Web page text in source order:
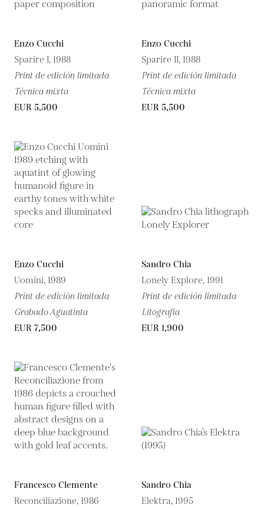
Enzo Cucchi
Sparire I, 1988
Print de edición limitada
Técnica mixta
EUR 5,500
Enzo Cucchi
Sparire II, 1988
Print de edición limitada
Técnica mixta
EUR 5,500
Enzo Cucchi
Uomini, 1989
Print de edición limitada
Grabado Aguatinta
EUR 7,500
Sandro Chia
Lonely Explore, 1991
Print de edición limitada
Litografía
EUR 1,900
Francesco Clemente
Reconciliazione, 1986
Sandro Chia
Elektra, 1995